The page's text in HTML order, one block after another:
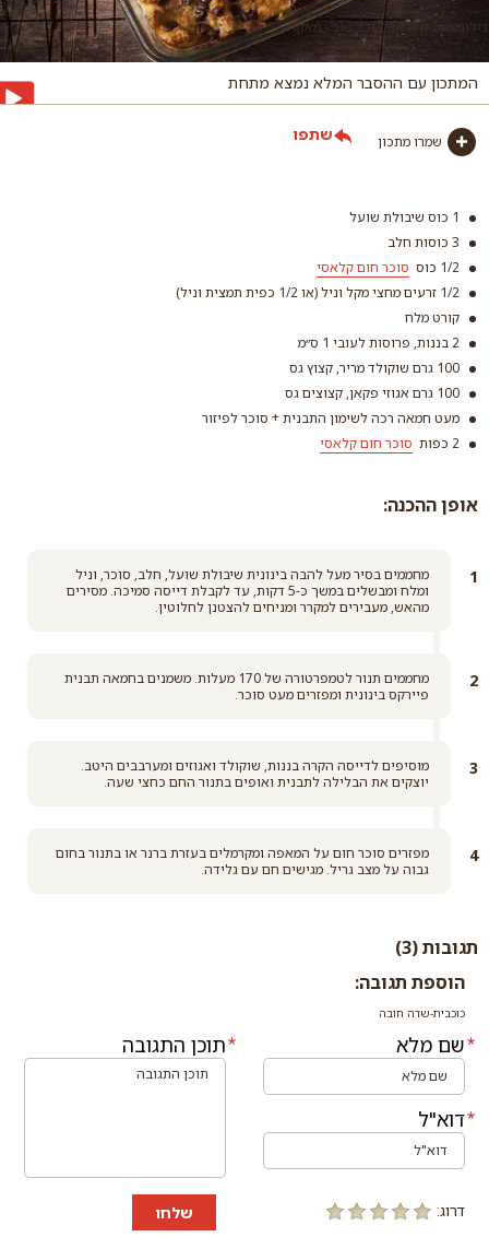
צילום: אפיק גבאי, אוכל טוב - מאקו
המתכון עם ההסבר המלא נמצא מתחת
שמרו מתכון שתפו
1 כוס שיבולת שועל
3 כוסות חלב
1/2 כוס
סוכר חום קלאסי
סוכר חום קלאסי
1/2 זרעים מחצי מקל וניל (או 1/2 כפית תמצית וניל)
קורט מלח
2 בננות, פרוסות לעובי 1 ס״מ
100 גרם שוקולד מריר, קצוץ גס
100 גרם אגוזי פקאן, קצוצים גס
מעט חמאה רכה לשימון התבנית + סוכר לפיזור
2 כפות
סוכר חום קלאסי
סוכר חום קלאסי
אופן ההכנה:
מחממים בסיר מעל להבה בינונית שיבולת שועל, חלב, סוכר, וניל
ומלח ומבשלים במשך כ-5 דקות, עד לקבלת דייסה סמיכה. מסירים
מהאש, מעבירים למקרר ומניחים להצטנן לחלוטין.
מחממים תנור לטמפרטורה של 170 מעלות. משמנים בחמאה תבנית
פיירקס בינונית ומפזרים מעט סוכר.
מוסיפים לדייסה הקרה בננות, שוקולד ואגוזים ומערבבים היטב.
יוצקים את הבלילה לתבנית ואופים בתנור החם כחצי שעה.
מפזרים סוכר חום על המאפה ומקרמלים בעזרת ברנר או בתנור בחום
גבוה על מצב גריל. מגישים חם עם גלידה.
תגובות (3)
הוספת תגובה:
כוכבית-שדה חובה
שם מלא
דוא"ל
תוכן התגובה
דרוג: שלחו